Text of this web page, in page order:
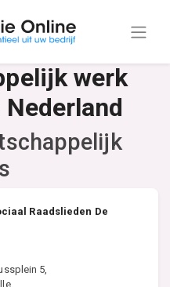
werk
Raadslieden De
5,